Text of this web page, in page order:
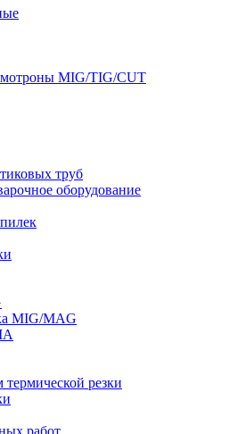
MIG/TIG/CUT
труб
оборудование
MIG/MAG
резки
работ